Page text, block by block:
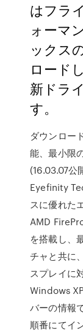
はフラ
ォーマ
ックス
ロード
新ドラ
す。
ダウンロー
能、最小限
(16.03.07公
Eyefinity
スに優れた
AMD
を搭載し、
チャと共に
スプレイに
Windows
バーの情報
順番にてイ